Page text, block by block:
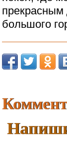
прекрасным
большого